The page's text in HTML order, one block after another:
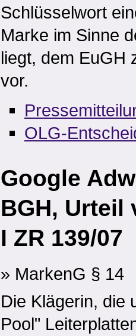
Schlüsselwort
Marke im Sinne
liegt, dem EuGH
vor.
OLG-
Google
BGH, Urteil
I ZR 139/07
» MarkenG § 14
Die Klägerin, die
Pool"